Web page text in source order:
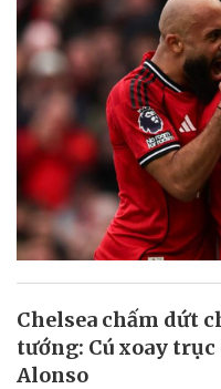
Chelsea chấm dứt
tướng: Cú xoay
Alonso